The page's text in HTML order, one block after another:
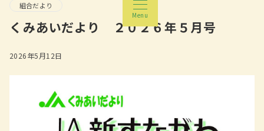
Menu
組合だより
くみあいだより ２０２６年５月号
2026年5月12日